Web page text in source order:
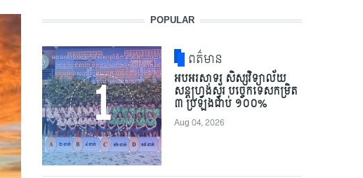
POPULAR
ពត៌មាន
អបអរសាទរ សិស្សវិទ្យាល័យ
សន្តហ្វ្រង់ស្វ័រ បច្ចេកទេសកម្រិត
៣ ប្រឡងជាប់ ១០០%
Aug 04, 2026